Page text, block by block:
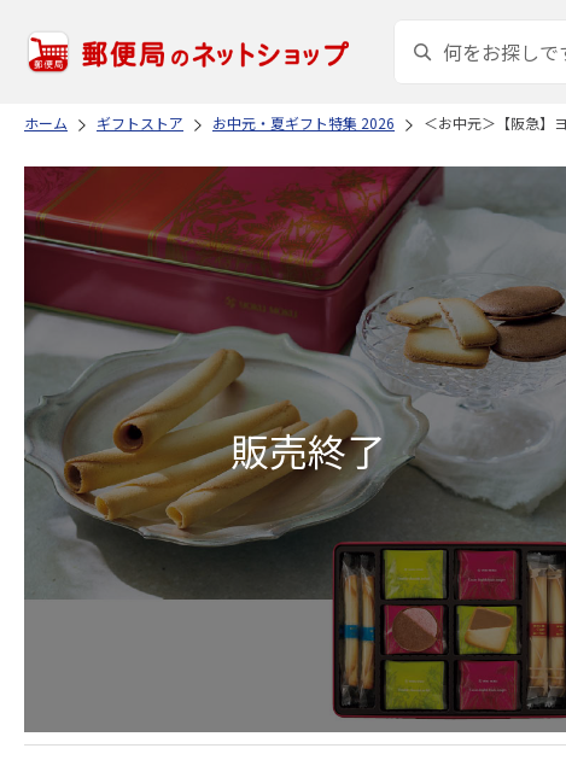
ホーム ギフトストア お中元・夏ギフト特集 2026 ＜お中元＞【阪急】